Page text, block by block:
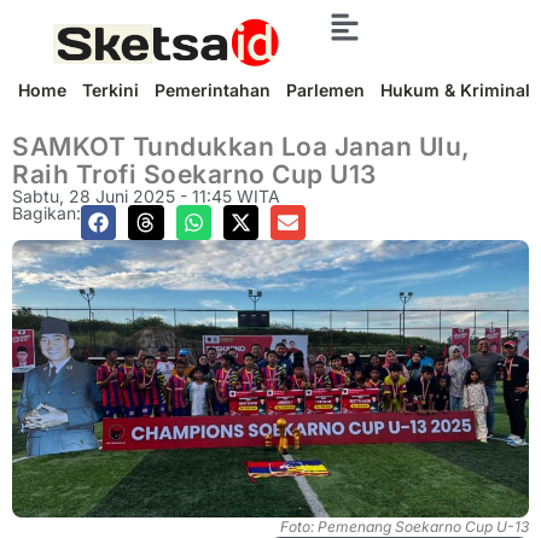
Home Terkini Pemerintahan Parlemen Hukum & Kriminal
SAMKOT Tundukkan Loa Janan Ulu,
Raih Trofi Soekarno Cup U13
Sabtu, 28 Juni 2025 - 11:45 WITA
Bagikan:
Foto: Pemenang Soekarno Cup U-13